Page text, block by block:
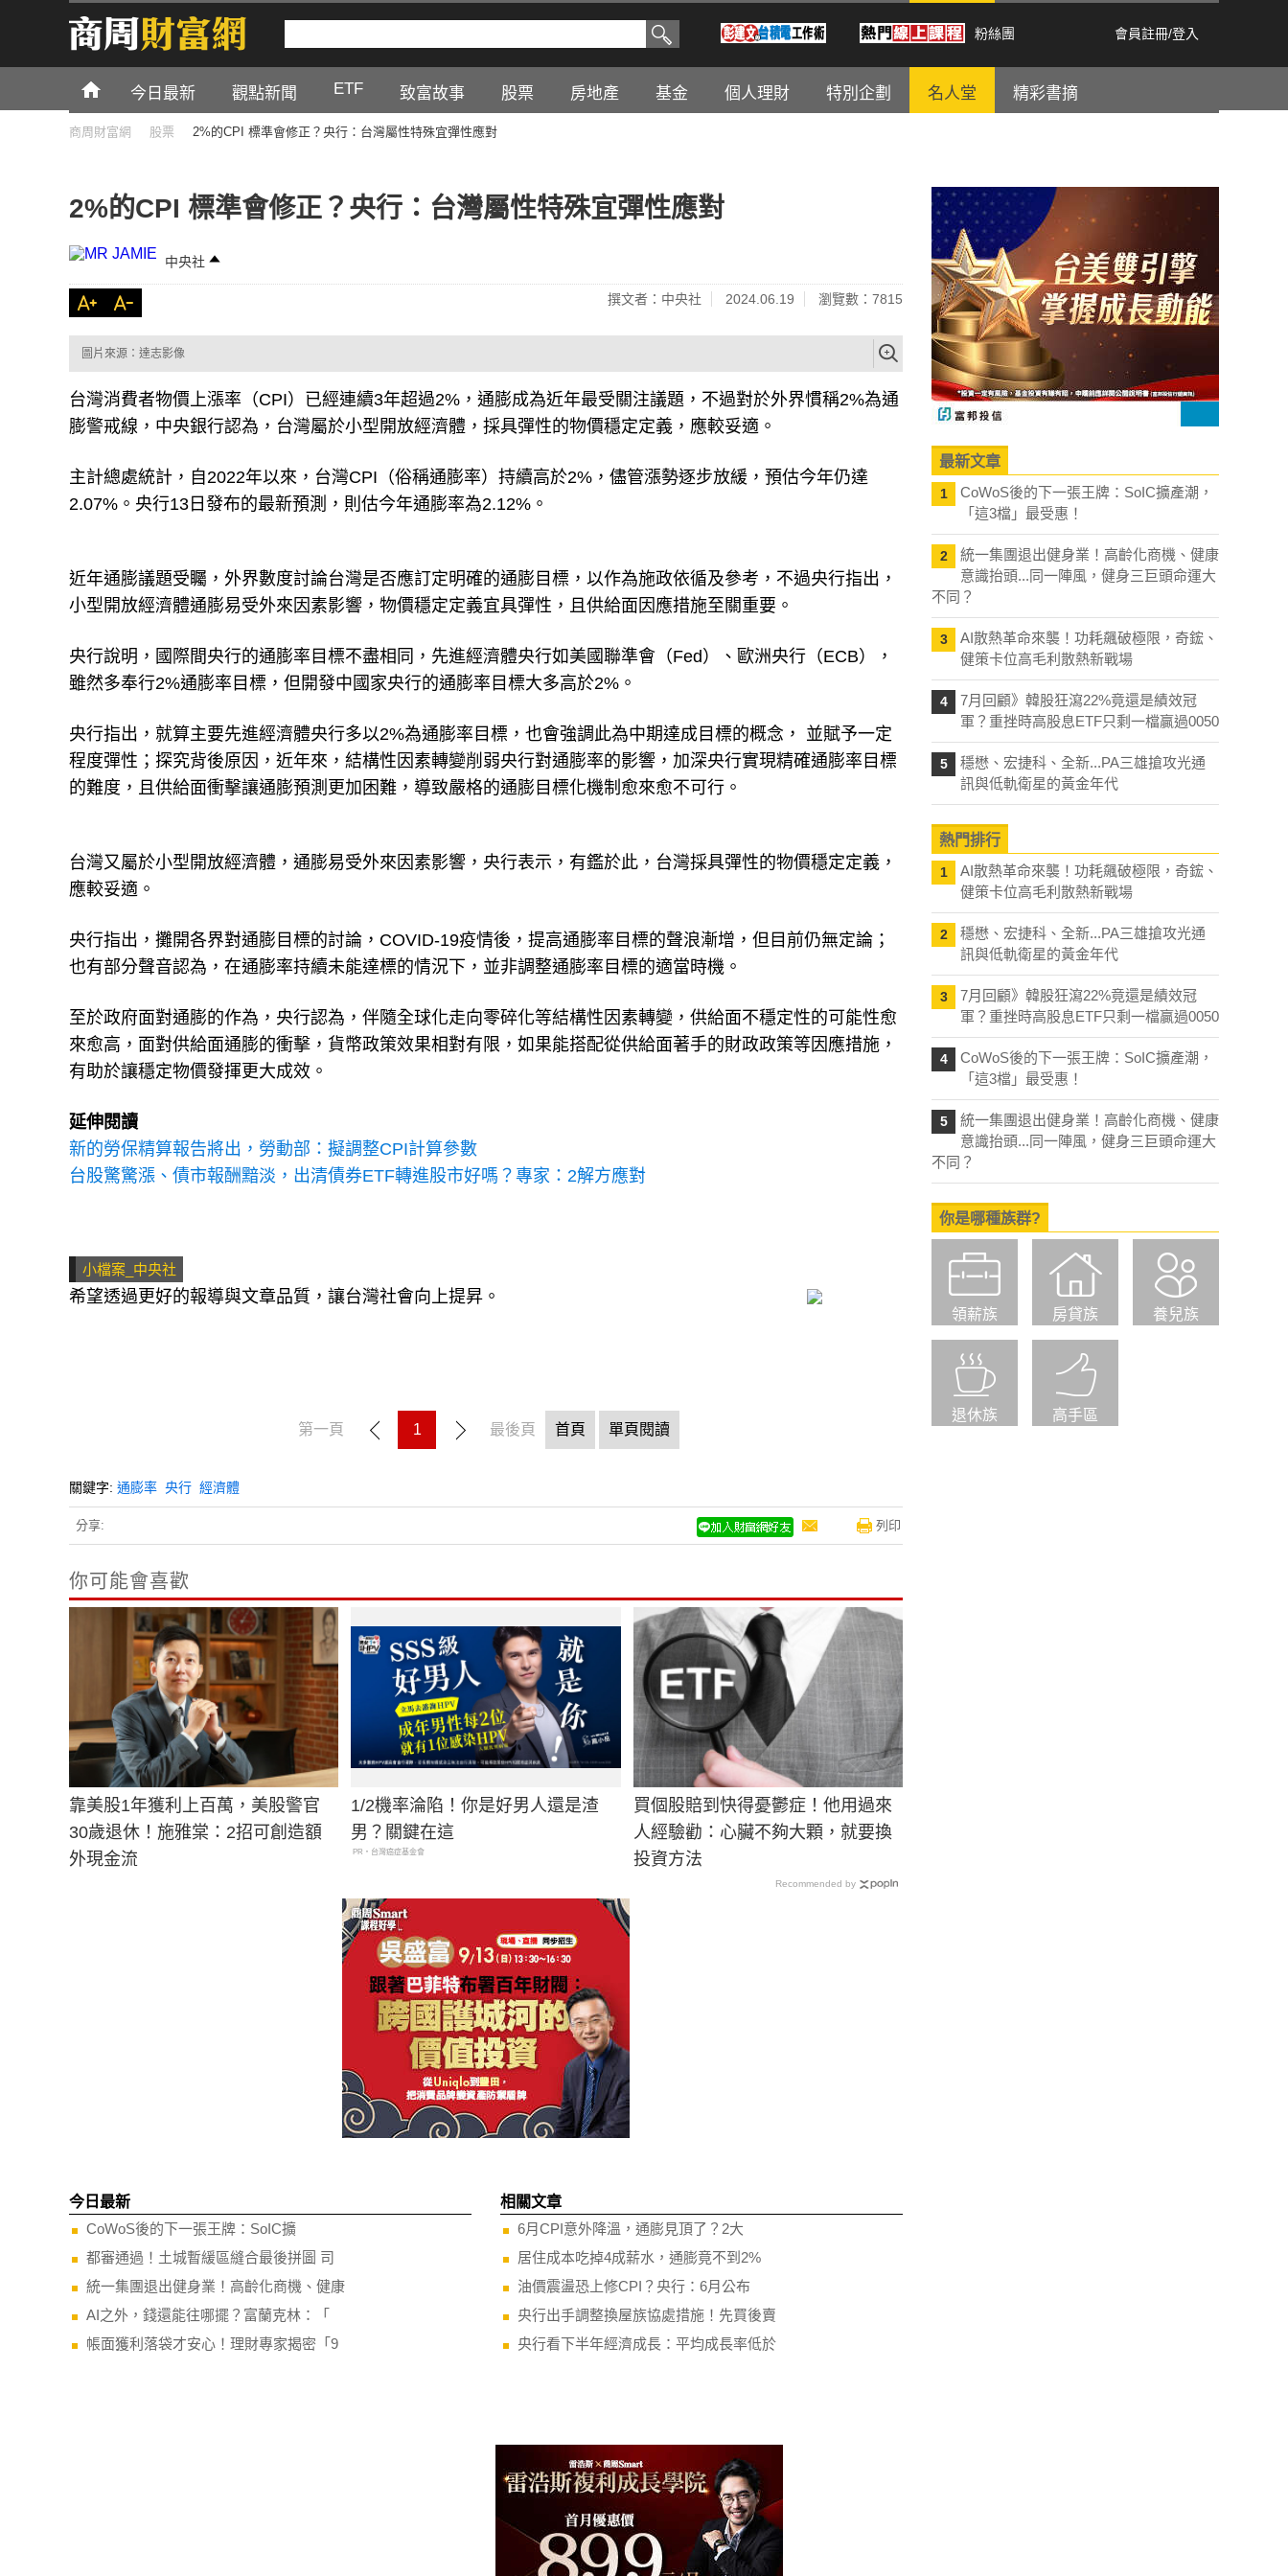
粉絲團 會員註冊/登入
今日最新 觀點新聞 ETF 致富故事 股票 房地產 基金 個人理財 特別企劃 名人堂 精彩書摘
商周財富網 股票 2%的CPI 標準會修正？央行：台灣屬性特殊宜彈性應對
2%的CPI 標準會修正？央行：台灣屬性特殊宜彈性應對
中央社
撰文者：中央社 2024.06.19 瀏覽數：7815
圖片來源：達志影像
台灣消費者物價上漲率（CPI）已經連續3年超過2%，通膨成為近年最受關注議題，不過對於外界慣稱2%為通
膨警戒線，中央銀行認為，台灣屬於小型開放經濟體，採具彈性的物價穩定定義，應較妥適。
主計總處統計，自2022年以來，台灣CPI（俗稱通膨率）持續高於2%，儘管漲勢逐步放緩，預估今年仍達
2.07%。央行13日發布的最新預測，則估今年通膨率為2.12%。
近年通膨議題受矚，外界數度討論台灣是否應訂定明確的通膨目標，以作為施政依循及參考，不過央行指出，
小型開放經濟體通膨易受外來因素影響，物價穩定定義宜具彈性，且供給面因應措施至關重要。
央行說明，國際間央行的通膨率目標不盡相同，先進經濟體央行如美國聯準會（Fed）、歐洲央行（ECB），
雖然多奉行2%通膨率目標，但開發中國家央行的通膨率目標大多高於2%。
央行指出，就算主要先進經濟體央行多以2%為通膨率目標，也會強調此為中期達成目標的概念， 並賦予一定
程度彈性；探究背後原因，近年來，結構性因素轉變削弱央行對通膨率的影響，加深央行實現精確通膨率目標
的難度，且供給面衝擊讓通膨預測更加困難，導致嚴格的通膨目標化機制愈來愈不可行。
台灣又屬於小型開放經濟體，通膨易受外來因素影響，央行表示，有鑑於此，台灣採具彈性的物價穩定定義，
應較妥適。
央行指出，攤開各界對通膨目標的討論，COVID-19疫情後，提高通膨率目標的聲浪漸增，但目前仍無定論；
也有部分聲音認為，在通膨率持續未能達標的情況下，並非調整通膨率目標的適當時機。
至於政府面對通膨的作為，央行認為，伴隨全球化走向零碎化等結構性因素轉變，供給面不穩定性的可能性愈
來愈高，面對供給面通膨的衝擊，貨幣政策效果相對有限，如果能搭配從供給面著手的財政政策等因應措施，
有助於讓穩定物價發揮更大成效。
延伸閱讀
新的勞保精算報告將出，勞動部：擬調整CPI計算參數
台股驚驚漲、債市報酬黯淡，出清債券ETF轉進股市好嗎？專家：2解方應對
小檔案_中央社
希望透過更好的報導與文章品質，讓台灣社會向上提昇。
第一頁 1 最後頁 首頁 單頁閱讀
關鍵字: 通膨率 央行 經濟體
分享: 列印
你可能會喜歡
靠美股1年獲利上百萬，美股警官
30歲退休！施雅棠：2招可創造額
外現金流
1/2機率淪陷！你是好男人還是渣
男？關鍵在這
PR・台灣癌症基金會
買個股賠到快得憂鬱症！他用過來
人經驗勸：心臟不夠大顆，就要換
投資方法
Recommended by
今日最新
CoWoS後的下一張王牌：SoIC擴
都審通過！土城暫緩區縫合最後拼圖 司
統一集團退出健身業！高齡化商機、健康
AI之外，錢還能往哪擺？富蘭克林：「
帳面獲利落袋才安心！理財專家揭密「9
相關文章
6月CPI意外降溫，通膨見頂了？2大
居住成本吃掉4成薪水，通膨竟不到2%
油價震盪恐上修CPI？央行：6月公布
央行出手調整換屋族協處措施！先買後賣
央行看下半年經濟成長：平均成長率低於
最新文章
1
CoWoS後的下一張王牌：SoIC擴產潮，
「這3檔」最受惠！
2
統一集團退出健身業！高齡化商機、健康
意識抬頭...同一陣風，健身三巨頭命運大
不同？
3
AI散熱革命來襲！功耗飆破極限，奇鋐、
健策卡位高毛利散熱新戰場
4
7月回顧》韓股狂瀉22%竟還是績效冠
軍？重挫時高股息ETF只剩一檔贏過0050
5
穩懋、宏捷科、全新...PA三雄搶攻光通
訊與低軌衛星的黃金年代
熱門排行
1
AI散熱革命來襲！功耗飆破極限，奇鋐、
健策卡位高毛利散熱新戰場
2
穩懋、宏捷科、全新...PA三雄搶攻光通
訊與低軌衛星的黃金年代
3
7月回顧》韓股狂瀉22%竟還是績效冠
軍？重挫時高股息ETF只剩一檔贏過0050
4
CoWoS後的下一張王牌：SoIC擴產潮，
「這3檔」最受惠！
5
統一集團退出健身業！高齡化商機、健康
意識抬頭...同一陣風，健身三巨頭命運大
不同？
你是哪種族群?
領薪族 房貸族 養兒族
退休族 高手區